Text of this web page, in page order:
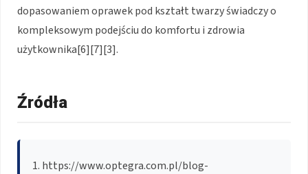
dopasowaniem oprawek pod kształt twarzy świadczy o
kompleksowym podejściu do komfortu i zdrowia
użytkownika[6][7][3].
Źródła
https://www.optegra.com.pl/blog-